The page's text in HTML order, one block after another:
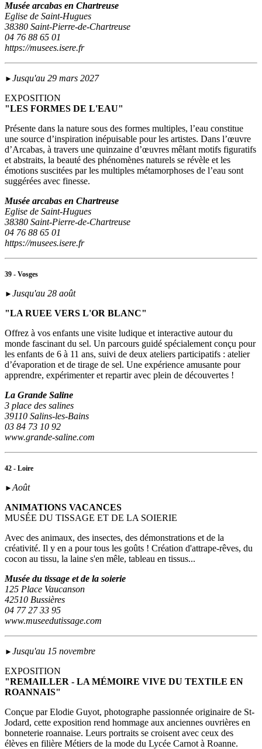
Musée arcabas en Chartreuse
Eglise de Saint-Hugues
38380 Saint-Pierre-de-Chartreuse
04 76 88 65 01
https://musees.isere.fr
► Jusqu'au 29 mars 2027
EXPOSITION
"LES FORMES DE L'EAU"
Présente dans la nature sous des formes multiples, l’eau constitue
une source d’inspiration inépuisable pour les artistes. Dans l’œuvre
d’Arcabas, à travers une quinzaine d’œuvres mêlant motifs figuratifs
et abstraits, la beauté des phénomènes naturels se révèle et les
émotions suscitées par les multiples métamorphoses de l’eau sont
suggérées avec finesse.
Musée arcabas en Chartreuse
Eglise de Saint-Hugues
38380 Saint-Pierre-de-Chartreuse
04 76 88 65 01
https://musees.isere.fr
39 - Vosges
► Jusqu'au 28 août
"LA RUEE VERS L'OR BLANC"
Offrez à vos enfants une visite ludique et interactive autour du
monde fascinant du sel. Un parcours guidé spécialement conçu pour
les enfants de 6 à 11 ans, suivi de deux ateliers participatifs : atelier
d’évaporation et de tirage de sel. Une expérience amusante pour
apprendre, expérimenter et repartir avec plein de découvertes !
La Grande Saline
3 place des salines
39110 Salins-les-Bains
03 84 73 10 92
www.grande-saline.com
42 - Loire
►Août
ANIMATIONS VACANCES
MUSÉE DU TISSAGE ET DE LA SOIERIE
Avec des animaux, des insectes, des démonstrations et de la
créativité. Il y en a pour tous les goûts ! Création d'attrape-rêves, du
cocon au tissu, la laine s'en mêle, tableau en tissus...
Musée du tissage et de la soierie
125 Place Vaucanson
42510 Bussières
04 77 27 33 95
www.museedutissage.com
► Jusqu'au 15 novembre
EXPOSITION
"REMAILLER - LA MÉMOIRE VIVE DU TEXTILE EN
ROANNAIS"
Conçue par Elodie Guyot, photographe passionnée originaire de St-
Jodard, cette exposition rend hommage aux anciennes ouvrières en
bonneterie roannaise. Leurs portraits se croisent avec ceux des
élèves en filière Métiers de la mode du Lycée Carnot à Roanne.